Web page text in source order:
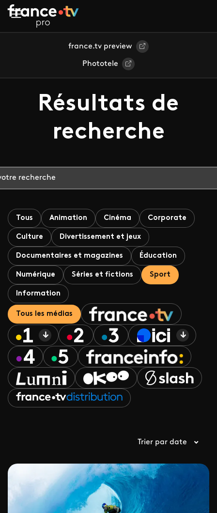
Aller au contenu principal
france.tv preview
Phototele
Résultats de
recherche
Tous Animation Cinéma Corporate
Culture Divertissement et jeux
Documentaires et magazines Éducation
Numérique Séries et fictions Sport
Information
Tous les médias
Trier par date